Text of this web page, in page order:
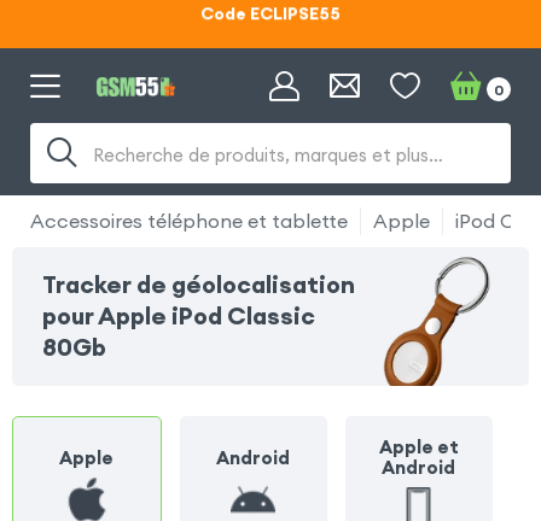
Code ECLIPSE55
Lunettes d'éclipse OFFERTES
Code ECLIPSE55
Recherche de produits, marques et plus…
0
Accessoires téléphone et tablette Apple iPod
Tracker de géolocalisation
pour Apple iPod Classic
80Gb
Apple Android
Apple et
Android